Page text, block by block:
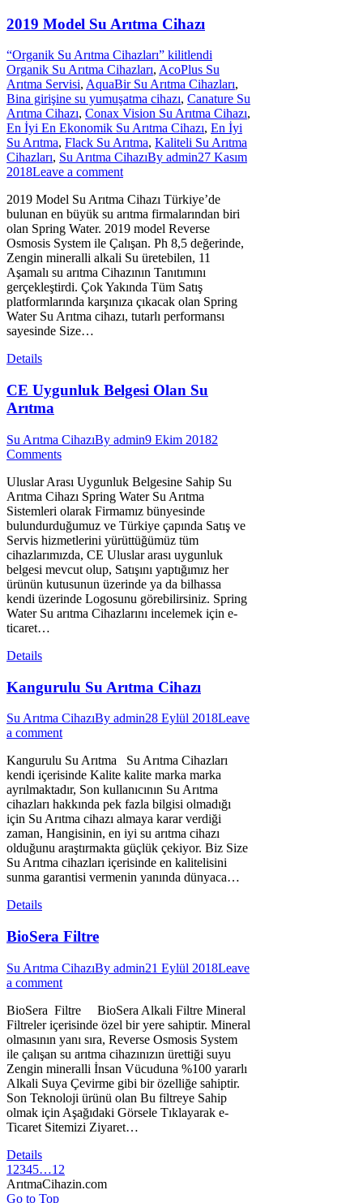
2019 Model Su Arıtma Cihazı
“Organik Su Arıtma Cihazları” kilitlendi
Organik Su Arıtma Cihazları, AcoPlus Su
Arıtma Servisi, AquaBir Su Arıtma Cihazları,
Bina girişine su yumuşatma cihazı, Canature Su
Arıtma Cihazı, Conax Vision Su Arıtma Cihazı,
En İyi En Ekonomik Su Arıtma Cihazı, En İyi
Su Arıtma, Flack Su Arıtma, Kaliteli Su Arıtma
Cihazları, Su Arıtma CihazıBy admin27 Kasım
2018Leave a comment
2019 Model Su Arıtma Cihazı Türkiye’de
bulunan en büyük su arıtma firmalarından biri
olan Spring Water. 2019 model Reverse
Osmosis System ile Çalışan. Ph 8,5 değerinde,
Zengin mineralli alkali Su üretebilen, 11
Aşamalı su arıtma Cihazının Tanıtımını
gerçekleştirdi. Çok Yakında Tüm Satış
platformlarında karşınıza çıkacak olan Spring
Water Su Arıtma cihazı, tutarlı performansı
sayesinde Size…
Details
CE Uygunluk Belgesi Olan Su
Arıtma
Su Arıtma CihazıBy admin9 Ekim 20182
Comments
Uluslar Arası Uygunluk Belgesine Sahip Su
Arıtma Cihazı Spring Water Su Arıtma
Sistemleri olarak Firmamız bünyesinde
bulundurduğumuz ve Türkiye çapında Satış ve
Servis hizmetlerini yürüttüğümüz tüm
cihazlarımızda, CE Uluslar arası uygunluk
belgesi mevcut olup, Satışını yaptığımız her
ürünün kutusunun üzerinde ya da bilhassa
kendi üzerinde Logosunu görebilirsiniz. Spring
Water Su arıtma Cihazlarını incelemek için e-
ticaret…
Details
Kangurulu Su Arıtma Cihazı
Su Arıtma CihazıBy admin28 Eylül 2018Leave
a comment
Kangurulu Su Arıtma Su Arıtma Cihazları
kendi içerisinde Kalite kalite marka marka
ayrılmaktadır, Son kullanıcının Su Arıtma
cihazları hakkında pek fazla bilgisi olmadığı
için Su Arıtma cihazı almaya karar verdiği
zaman, Hangisinin, en iyi su arıtma cihazı
olduğunu araştırmakta güçlük çekiyor. Biz Size
Su Arıtma cihazları içerisinde en kalitelisini
sunma garantisi vermenin yanında dünyaca…
Details
BioSera Filtre
Su Arıtma CihazıBy admin21 Eylül 2018Leave
a comment
BioSera Filtre BioSera Alkali Filtre Mineral
Filtreler içerisinde özel bir yere sahiptir. Mineral
olmasının yanı sıra, Reverse Osmosis System
ile çalışan su arıtma cihazınızın ürettiği suyu
Zengin mineralli İnsan Vücuduna %100 yararlı
Alkali Suya Çevirme gibi bir özelliğe sahiptir.
Son Teknoloji ürünü olan Bu filtreye Sahip
olmak için Aşağıdaki Görsele Tıklayarak e-
Ticaret Sitemizi Ziyaret…
Details
1 2345…12
ArıtmaCihazin.com
Go to Top